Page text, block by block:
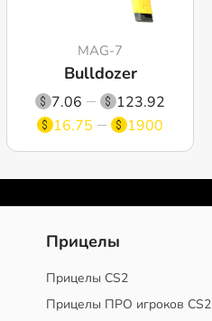
MAG-7
Bulldozer
7.06
123.92
16.75
1900
Прицелы
Прицелы CS2
Прицелы ПРО игроков CS2